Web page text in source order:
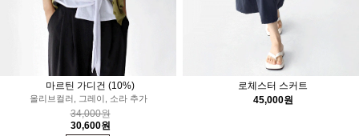
마르틴 가디건 (10%)
올리브컬러, 그레이, 소라 추가
34,000원
30,600원
로체스터 스커트
45,000원